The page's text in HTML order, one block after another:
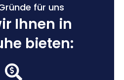
für uns
Ihnen in
bieten: